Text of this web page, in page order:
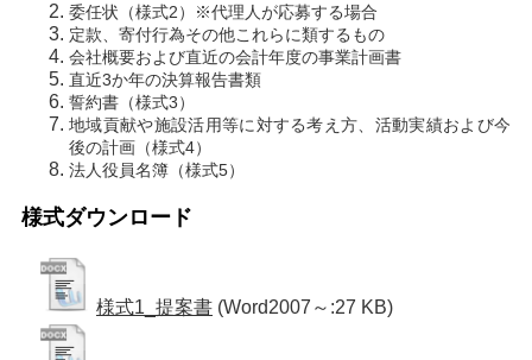
委任状（様式2）※代理人が応募する場合
定款、寄付行為その他これらに類するもの
会社概要および直近の会計年度の事業計画書
直近3か年の決算報告書類
誓約書（様式3）
地域貢献や施設活用等に対する考え方、活動実績および今
後の計画（様式4）
法人役員名簿（様式5）
様式ダウンロード
様式1_提案書 (Word2007～:27 KB)